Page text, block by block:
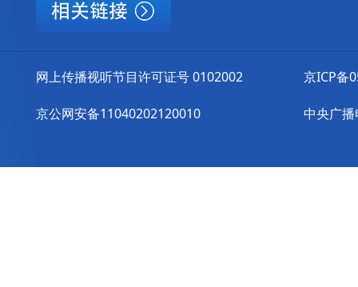
网上传播视听节目许可证号 0102002
京公网安备11040202120010
京ICP备
中央广